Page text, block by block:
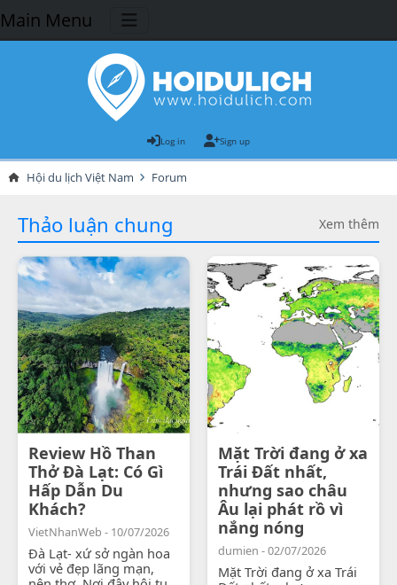
Main Menu
Log in Sign up
Hội du lịch Việt Nam Forum
Thảo luận chung Xem thêm
Review Hồ Than
Thở Đà Lạt: Có Gì
Hấp Dẫn Du
Khách?
VietNhanWeb - 10/07/2026
Đà Lạt- xứ sở ngàn hoa
với vẻ đẹp lãng mạn,
Mặt Trời đang ở xa
Trái Đất nhất,
nhưng sao châu
Âu lại phát rồ vì
nắng nóng
dumien - 02/07/2026
Mặt Trời đang ở xa Trái